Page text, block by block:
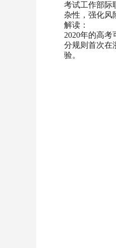
考试工作部际
杂性，强化风
解读：
2020年的高
分规则首次在
验。